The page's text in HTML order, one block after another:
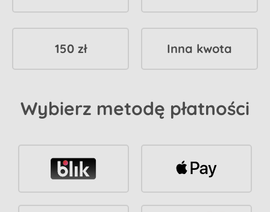
150 zł Inna kwota
Wybierz metodę płatności